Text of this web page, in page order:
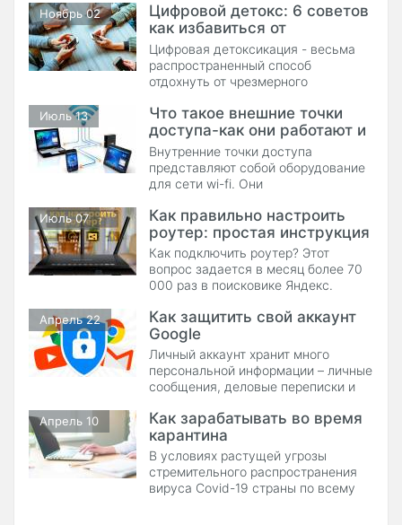
Ноябрь 02
Цифровой детокс: 6 советов
как избавиться от
зависимости от смартфона
Цифровая детоксикация - весьма
распространенный способ
отдохнуть от чрезмерного
телефоне или других мобильных
устройствах можно учиться,
работать, отдыхать, выяснять
отношения, ругаться, мириться,
узнавать свежие новости и так
далее.
Июль 13
Что такое внешние точки
доступа-как они работают и
зачем нужны
Внутренние точки доступа
представляют собой оборудование
для сети wi-fi. Они
дома, в офисе, кафе, торгово-
развлекательным центрам, и т.д.
Внешняя точка доступа не так
популярна, хотя гарантирует
стабильность интернета на улице.
Июль 07
Как правильно настроить
роутер: простая инструкция
Как подключить роутер? Этот
вопрос задается в месяц более 70
000 раз в поисковике Яндекс.
подсказок о том, как подключить
роутер к интернету самостоятельно.
Апрель 22
Как защитить свой аккаунт
Google
Личный аккаунт хранит много
персональной информации – личные
сообщения, деловые переписки и
верификации личности нужен адрес
вашей электронной почты.
Апрель 10
Как зарабатывать во время
карантина
В условиях растущей угрозы
стремительного распространения
вируса Covid-19 страны по всему